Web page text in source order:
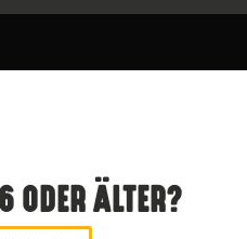
ODER ÄLTER?